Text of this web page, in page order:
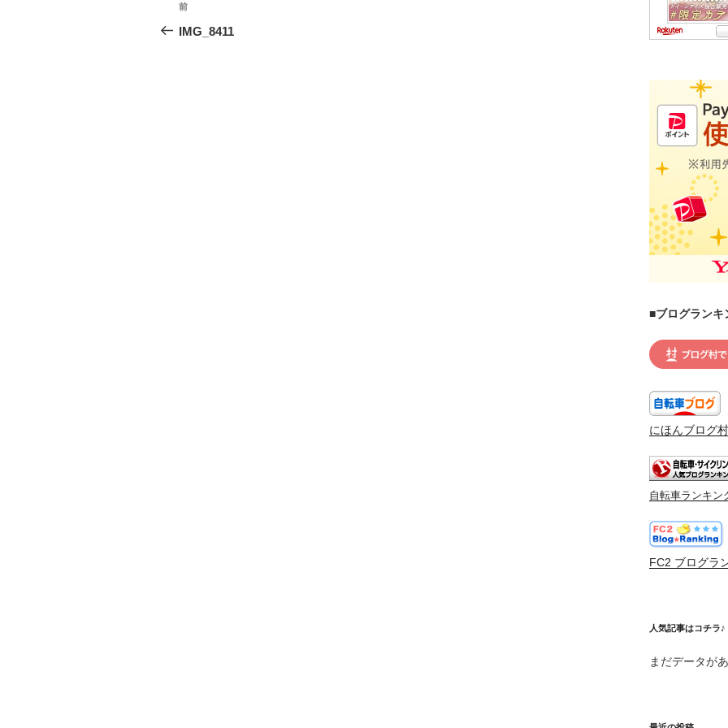
稿
前
の
前
IMG_8411
■ブログランキ
にほんブログ村
自転車ランキン
FC2 ブログラ
人気記事はコチラ♪
まだデータが